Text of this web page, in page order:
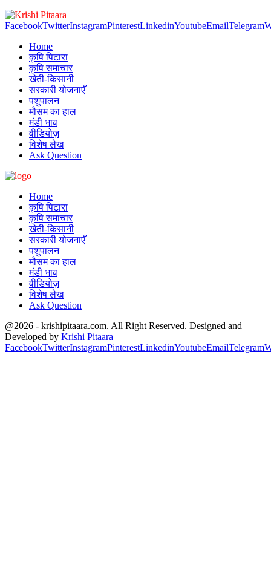
FacebookTwitterInstagramPinterestLinkedinYoutubeEmailTelegram
Home
कृषि पिटारा
कृषि समाचार
खेती-किसानी
सरकारी योजनाएँ
पशुपालन
मौसम का हाल
मंडी भाव
वीडियोज़
विशेष लेख
Ask Question
Home
कृषि पिटारा
कृषि समाचार
खेती-किसानी
सरकारी योजनाएँ
पशुपालन
मौसम का हाल
मंडी भाव
वीडियोज़
विशेष लेख
Ask Question
@2026 - krishipitaara.com. All Right Reserved. Designed and
Developed by Krishi Pitaara
FacebookTwitterInstagramPinterestLinkedinYoutubeEmailTelegram